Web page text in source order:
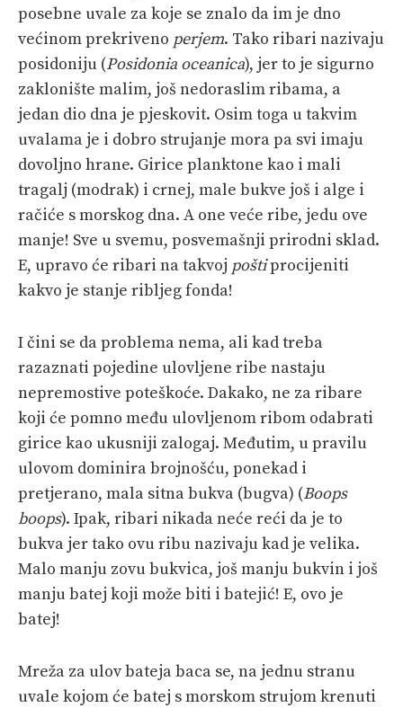
posebne uvale za koje se znalo da im je dno
većinom prekriveno perjem. Tako ribari nazivaju
posidoniju (Posidonia oceanica), jer to je sigurno
zaklonište malim, još nedoraslim ribama, a
jedan dio dna je pjeskovit. Osim toga u takvim
uvalama je i dobro strujanje mora pa svi imaju
dovoljno hrane. Girice planktone kao i mali
tragalj (modrak) i crnej, male bukve još i alge i
račiće s morskog dna. A one veće ribe, jedu ove
manje! Sve u svemu, posvemašnji prirodni sklad.
E, upravo će ribari na takvoj poštiprocijeniti
kakvo je stanje ribljeg fonda!
I čini se da problema nema, ali kad treba
razaznati pojedine ulovljene ribe nastaju
nepremostive poteškoće. Dakako, ne za ribare
koji će pomno među ulovljenom ribom odabrati
girice kao ukusniji zalogaj. Međutim, u pravilu
ulovom dominira brojnošću, ponekad i
pretjerano, mala sitna bukva (bugva) (Boops
boops). Ipak, ribari nikada neće reći da je to
bukva jer tako ovu ribu nazivaju kad je velika.
Malo manju zovu bukvica, još manju bukvin i još
manju batej koji može biti i batejić! E, ovo je
batej!
Mreža za ulov bateja baca se, na jednu stranu
uvale kojom će batej s morskom strujom krenuti